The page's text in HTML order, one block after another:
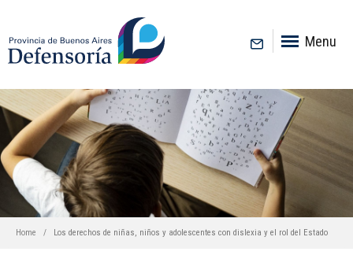
Menu
Home Los derechos de niñas, niños y adolescentes con dislexia y el rol del Estado